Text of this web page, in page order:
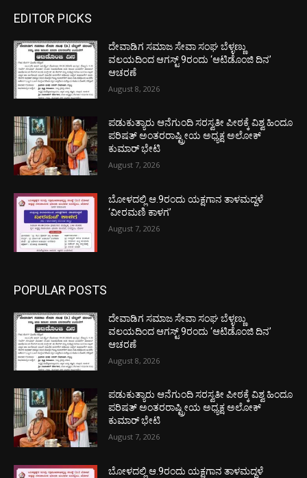
EDITOR PICKS
ದೇವಾಡಿಗ ಸಮಾಜ ಸೇವಾ ಸಂಘ ಬೆಳ್ಳಣ್ಣು
ವಲಯದಿಂದ ಆಗಸ್ಟ್ 9ರಂದು ‘ಆಟಿಡೊಂಜಿ ದಿನ’
ಆಚರಣೆ
August 8, 2026
ಪಡುಕುತ್ಯಾರು ಆನೆಗುಂದಿ ಸರಸ್ವತೀ ಪೀಠಕ್ಕೆ ವಿಶ್ವ ಹಿಂದೂ
ಪರಿಷತ್ ಅಂತರರಾಷ್ಟ್ರೀಯ ಅಧ್ಯಕ್ಷ ಅಲೋಕ್
ಕುಮಾರ್ ಭೇಟಿ
August 7, 2026
ಬೋಳದಲ್ಲಿ ಆ.9ರಂದು ಯಕ್ಷಗಾನ ತಾಳಮದ್ದಳೆ
‘ವೀರಮಣಿ ಕಾಳಗ’
August 7, 2026
POPULAR POSTS
ದೇವಾಡಿಗ ಸಮಾಜ ಸೇವಾ ಸಂಘ ಬೆಳ್ಳಣ್ಣು
ವಲಯದಿಂದ ಆಗಸ್ಟ್ 9ರಂದು ‘ಆಟಿಡೊಂಜಿ ದಿನ’
ಆಚರಣೆ
August 8, 2026
ಪಡುಕುತ್ಯಾರು ಆನೆಗುಂದಿ ಸರಸ್ವತೀ ಪೀಠಕ್ಕೆ ವಿಶ್ವ ಹಿಂದೂ
ಪರಿಷತ್ ಅಂತರರಾಷ್ಟ್ರೀಯ ಅಧ್ಯಕ್ಷ ಅಲೋಕ್
ಕುಮಾರ್ ಭೇಟಿ
August 7, 2026
ಬೋಳದಲ್ಲಿ ಆ.9ರಂದು ಯಕ್ಷಗಾನ ತಾಳಮದ್ದಳೆ